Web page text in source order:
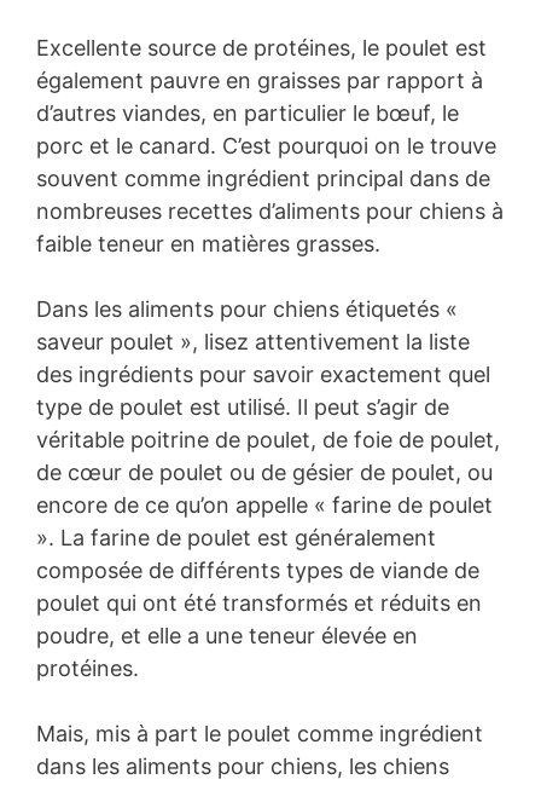
Excellente source de protéines, le poulet est
également pauvre en graisses par rapport à
d’autres viandes, en particulier le bœuf, le
porc et le canard. C’est pourquoi on le trouve
souvent comme ingrédient principal dans de
nombreuses recettes d’aliments pour chiens à
faible teneur en matières grasses.
Dans les aliments pour chiens étiquetés «
saveur poulet », lisez attentivement la liste
des ingrédients pour savoir exactement quel
type de poulet est utilisé. Il peut s’agir de
véritable poitrine de poulet, de foie de poulet,
de cœur de poulet ou de gésier de poulet, ou
encore de ce qu’on appelle « farine de poulet
». La farine de poulet est généralement
composée de différents types de viande de
poulet qui ont été transformés et réduits en
poudre, et elle a une teneur élevée en
protéines.
Mais, mis à part le poulet comme ingrédient
dans les aliments pour chiens, les chiens